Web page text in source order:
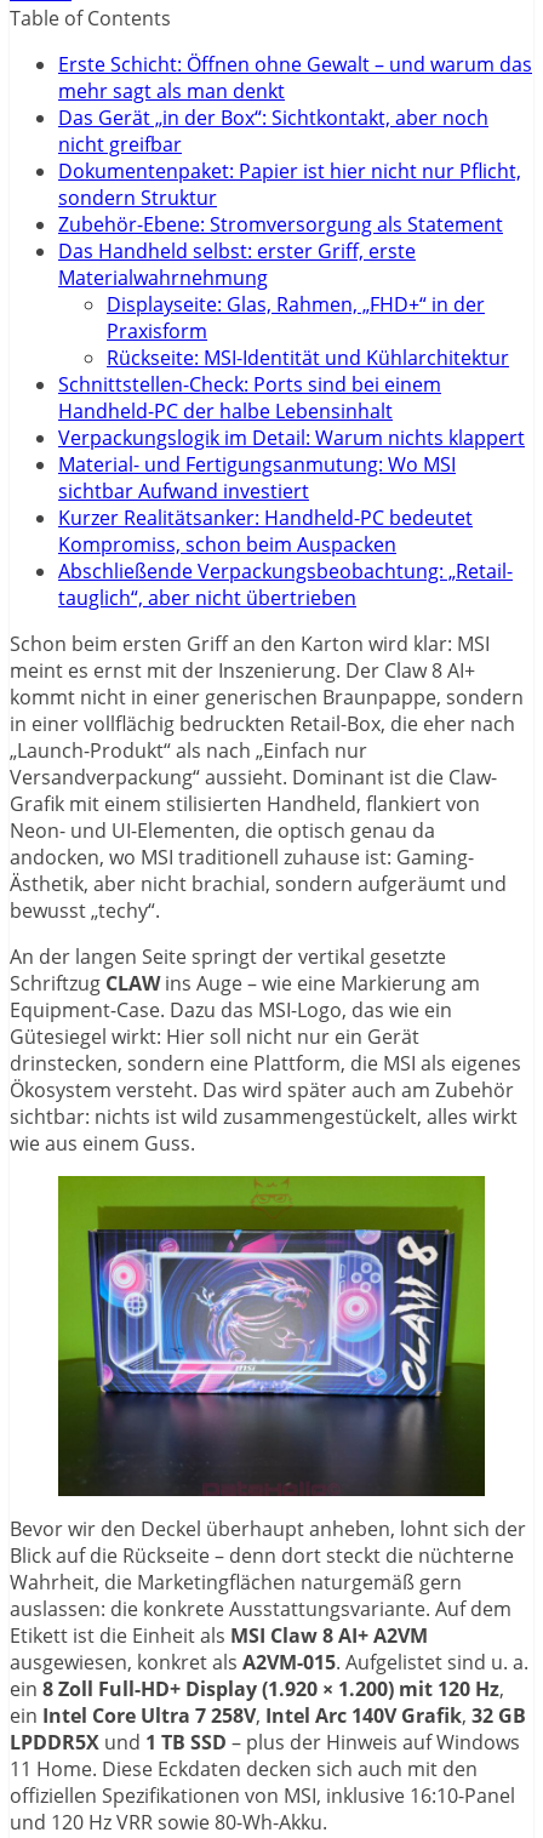
Table of Contents
Erste Schicht: Öffnen ohne Gewalt – und warum das
mehr sagt als man denkt
Das Gerät „in der Box“: Sichtkontakt, aber noch
nicht greifbar
Dokumentenpaket: Papier ist hier nicht nur Pflicht,
sondern Struktur
Zubehör-Ebene: Stromversorgung als Statement
Das Handheld selbst: erster Griff, erste
Materialwahrnehmung
Displayseite: Glas, Rahmen, „FHD+“ in der
Praxisform
Rückseite: MSI-Identität und Kühlarchitektur
Schnittstellen-Check: Ports sind bei einem
Handheld-PC der halbe Lebensinhalt
Verpackungslogik im Detail: Warum nichts klappert
Material- und Fertigungsanmutung: Wo MSI
sichtbar Aufwand investiert
Kurzer Realitätsanker: Handheld-PC bedeutet
Kompromiss, schon beim Auspacken
Abschließende Verpackungsbeobachtung: „Retail-
tauglich“, aber nicht übertrieben
Schon beim ersten Griff an den Karton wird klar: MSI
meint es ernst mit der Inszenierung. Der Claw 8 AI+
kommt nicht in einer generischen Braunpappe, sondern
in einer vollflächig bedruckten Retail-Box, die eher nach
„Launch-Produkt“ als nach „Einfach nur
Versandverpackung“ aussieht. Dominant ist die Claw-
Grafik mit einem stilisierten Handheld, flankiert von
Neon- und UI-Elementen, die optisch genau da
andocken, wo MSI traditionell zuhause ist: Gaming-
Ästhetik, aber nicht brachial, sondern aufgeräumt und
bewusst „techy“.
An der langen Seite springt der vertikal gesetzte
Schriftzug CLAWins Auge – wie eine Markierung am
Equipment-Case. Dazu das MSI-Logo, das wie ein
Gütesiegel wirkt: Hier soll nicht nur ein Gerät
drinstecken, sondern eine Plattform, die MSI als eigenes
Ökosystem versteht. Das wird später auch am Zubehör
sichtbar: nichts ist wild zusammengestückelt, alles wirkt
wie aus einem Guss.
Bevor wir den Deckel überhaupt anheben, lohnt sich der
Blick auf die Rückseite – denn dort steckt die nüchterne
Wahrheit, die Marketingflächen naturgemäß gern
auslassen: die konkrete Ausstattungsvariante. Auf dem
Etikett ist die Einheit als MSI Claw 8 AI+ A2VM
ausgewiesen, konkret als A2VM-015. Aufgelistet sind u. a.
ein 8 Zoll Full-HD+ Display (1.920 × 1.200) mit 120 Hz,
ein Intel Core Ultra 7 258V, Intel Arc 140V Grafik, 32 GB
LPDDR5X und 1 TB SSD – plus der Hinweis auf Windows
11 Home. Diese Eckdaten decken sich auch mit den
offiziellen Spezifikationen von MSI, inklusive 16:10-Panel
und 120 Hz VRR sowie 80-Wh-Akku.